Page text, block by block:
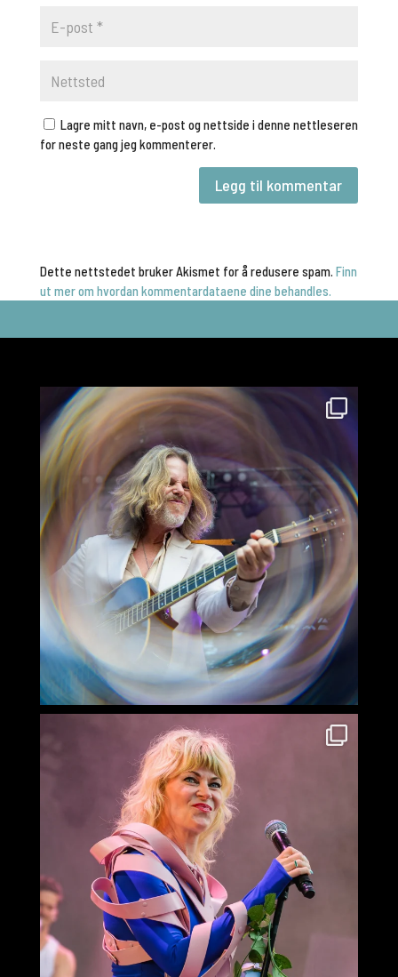
Lagre mitt navn, e-post og nettside i denne nettleseren
for neste gang jeg kommenterer.
Dette nettstedet bruker Akismet for å redusere spam. Finn
ut mer om hvordan kommentardataene dine behandles.